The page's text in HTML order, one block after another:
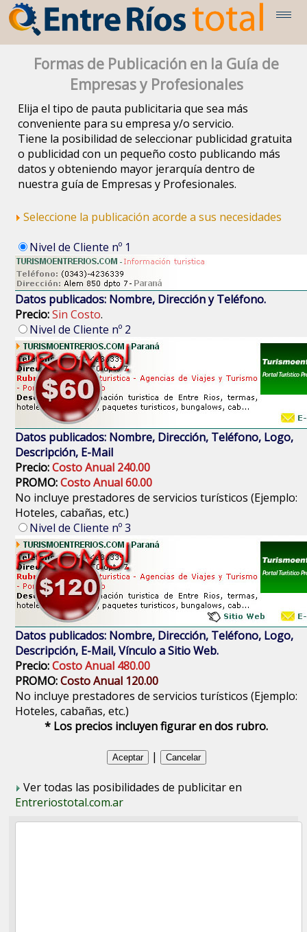
Formas de Publicación en la Guía de
Empresas y Profesionales
Elija el tipo de pauta publicitaria que sea más
conveniente para su empresa y/o servicio.
Tiene la posibilidad de seleccionar publicidad gratuita
o publicidad con un pequeño costo publicando más
datos y obteniendo mayor jerarquía dentro de
nuestra guía de Empresas y Profesionales.
Seleccione la publicación acorde a sus necesidades
Nivel de Cliente nº 1
Datos publicados: Nombre, Dirección y Teléfono.
Precio:Sin Costo.
Nivel de Cliente nº 2
Datos publicados: Nombre, Dirección, Teléfono, Logo,
Descripción, E-Mail
Precio:Costo Anual 240.00
PROMO:Costo Anual 60.00
No incluye prestadores de servicios turísticos (Ejemplo:
Hoteles, cabañas, etc.)
Nivel de Cliente nº 3
Datos publicados: Nombre, Dirección, Teléfono, Logo,
Descripción, E-Mail, Vínculo a Sitio Web.
Precio:Costo Anual 480.00
PROMO:Costo Anual 120.00
No incluye prestadores de servicios turísticos (Ejemplo:
Hoteles, cabañas, etc.)
* Los precios incluyen figurar en dos rubro.
|
Ver todas las posibilidades de publicitar en
Entreriostotal.com.ar